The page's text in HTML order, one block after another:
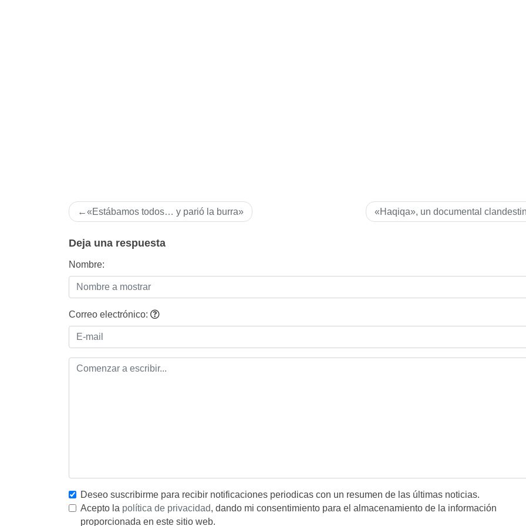
Navegación
de
entradas
«Estábamos todos… y parió la burra» «Haqiqa», un documental
Deja una respuesta
Nombre:
Correo electrónico:
Deseo suscribirme para recibir notificaciones periodicas con un resumen de las últimas noticias.
Acepto la política de privacidad, dando mi consentimiento para el almacenamiento de la información
proporcionada en este sitio web.